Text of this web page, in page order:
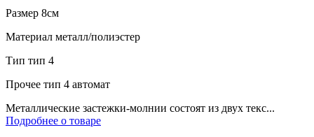
Размер 8см
Материал металл/полиэстер
Тип тип 4
Прочее тип 4 автомат
Металлические застежки-молнии состоят из двух текс...
Подробнее о товаре